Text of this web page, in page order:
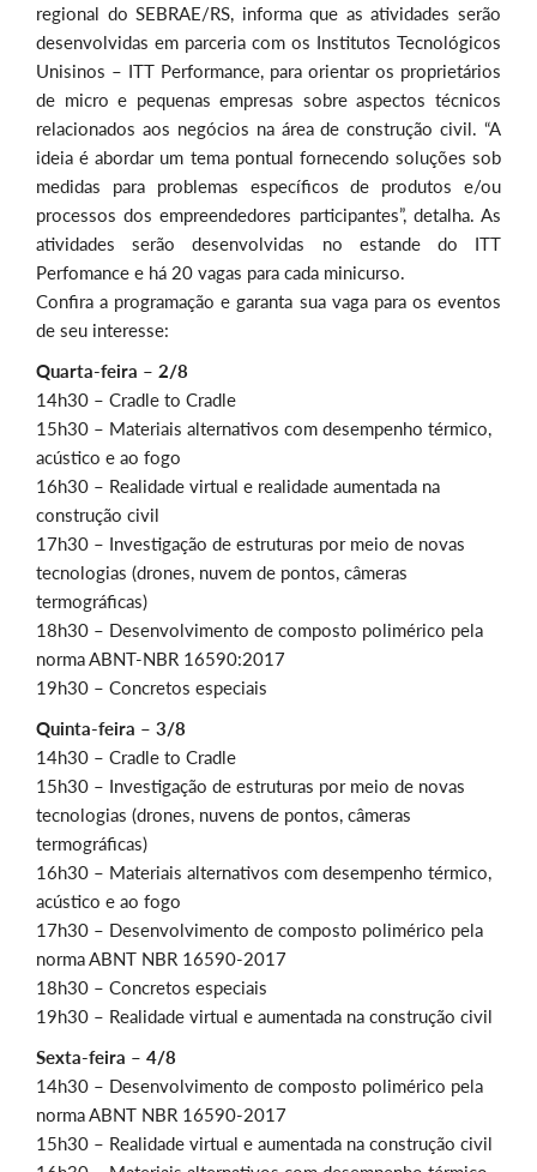
regional do SEBRAE/RS, informa que as atividades serão
desenvolvidas em parceria com os Institutos Tecnológicos
Unisinos – ITT Performance, para orientar os proprietários
de micro e pequenas empresas sobre aspectos técnicos
relacionados aos negócios na área de construção civil. “A
ideia é abordar um tema pontual fornecendo soluções sob
medidas para problemas específicos de produtos e/ou
processos dos empreendedores participantes”, detalha. As
atividades serão desenvolvidas no estande do ITT
Perfomance e há 20 vagas para cada minicurso.
Confira a programação e garanta sua vaga para os eventos
de seu interesse:
Quarta-feira – 2/8
14h30 – Cradle to Cradle
15h30 – Materiais alternativos com desempenho térmico,
acústico e ao fogo
16h30 – Realidade virtual e realidade aumentada na
construção civil
17h30 – Investigação de estruturas por meio de novas
tecnologias (drones, nuvem de pontos, câmeras
termográficas)
18h30 – Desenvolvimento de composto polimérico pela
norma ABNT-NBR 16590:2017
19h30 – Concretos especiais
Quinta-feira – 3/8
14h30 – Cradle to Cradle
15h30 – Investigação de estruturas por meio de novas
tecnologias (drones, nuvens de pontos, câmeras
termográficas)
16h30 – Materiais alternativos com desempenho térmico,
acústico e ao fogo
17h30 – Desenvolvimento de composto polimérico pela
norma ABNT NBR 16590-2017
18h30 – Concretos especiais
19h30 – Realidade virtual e aumentada na construção civil
Sexta-feira – 4/8
14h30 – Desenvolvimento de composto polimérico pela
norma ABNT NBR 16590-2017
15h30 – Realidade virtual e aumentada na construção civil